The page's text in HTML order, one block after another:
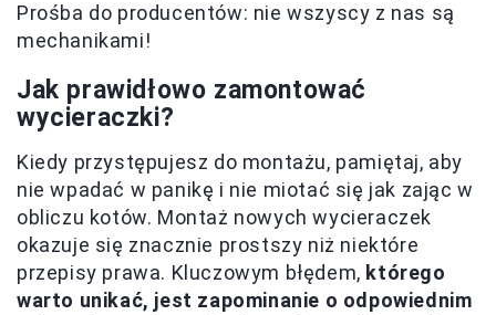
Prośba do producentów: nie wszyscy z nas są
mechanikami!
Jak prawidłowo zamontować
wycieraczki?
Kiedy przystępujesz do montażu, pamiętaj, aby
nie wpadać w panikę i nie miotać się jak zając w
obliczu kotów. Montaż nowych wycieraczek
okazuje się znacznie prostszy niż niektóre
przepisy prawa. Kluczowym błędem, którego
warto unikać, jest zapominanie o odpowiednim